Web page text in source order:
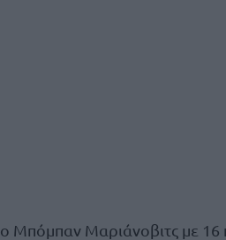
ο Μπόμπαν Μαριάνοβιτς με 16